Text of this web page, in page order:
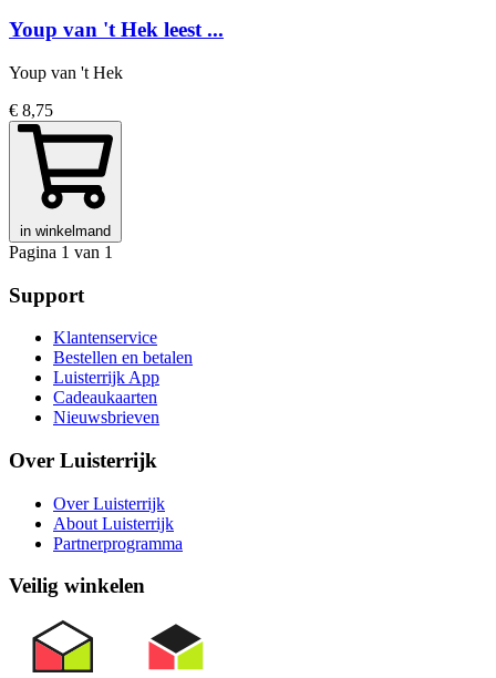
Youp van 't Hek leest ...
Youp van 't Hek
€ 8,75
in winkelmand
Pagina 1 van 1
Support
Klantenservice
Bestellen en betalen
Luisterrijk App
Cadeaukaarten
Nieuwsbrieven
Over Luisterrijk
Over Luisterrijk
About Luisterrijk
Partnerprogramma
Veilig winkelen